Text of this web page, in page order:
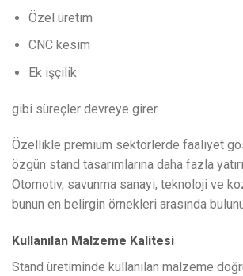
Özel üretim
CNC kesim
Ek işçilik
gibi süreçler devreye girer.
Özellikle premium sektörlerde faaliyet
özgün stand tasarımlarına daha fazla
Otomotiv, savunma sanayi, teknoloji ve
bunun en belirgin örnekleri arasında
Kullanılan Malzeme Kalitesi
Stand üretiminde kullanılan malzeme